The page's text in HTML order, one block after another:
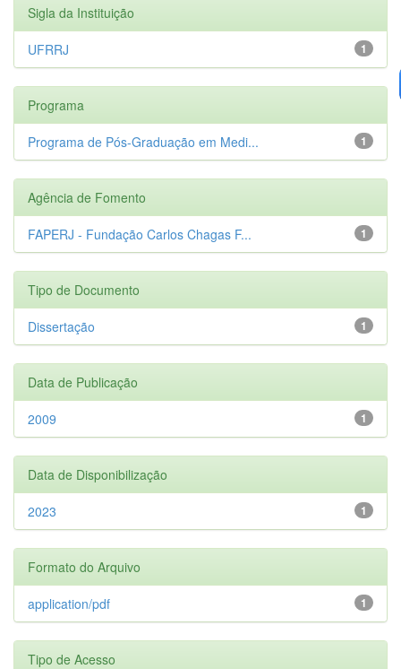
Sigla da Instituição
1
UFRRJ
Programa
1
Programa de Pós-Graduação em Medi...
Agência de Fomento
1
FAPERJ - Fundação Carlos Chagas F...
Tipo de Documento
1
Dissertação
Data de Publicação
1
2009
Data de Disponibilização
1
2023
Formato do Arquivo
1
application/pdf
Tipo de Acesso